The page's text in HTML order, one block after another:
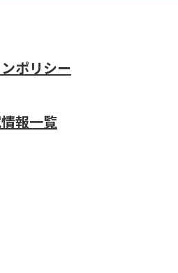
ポリシー
報一覧